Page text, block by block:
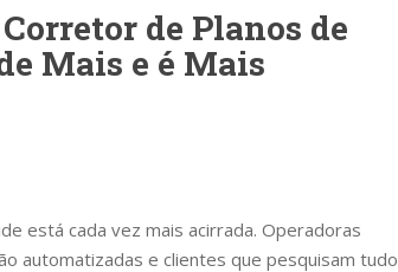
de Planos de
Mais e é Mais
está cada vez mais acirrada. Operadoras
automatizadas e clientes que pesquisam tudo